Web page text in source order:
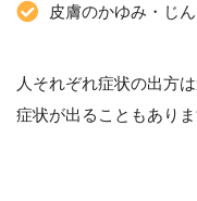
皮膚のかゆみ・じ
人それぞれ症状の出方
症状が出ることもありま